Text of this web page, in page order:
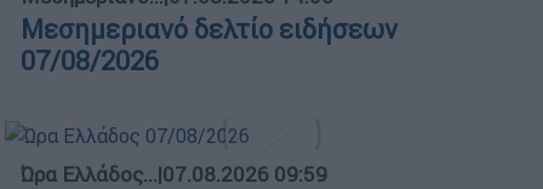
Μεσημεριανό δελτίο ειδήσεων
07/08/2026
Ώρα Ελλάδος...|07.08.2026 09:59